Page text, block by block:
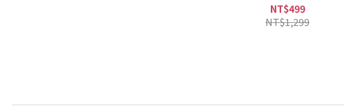
NT$499
NT$1,299